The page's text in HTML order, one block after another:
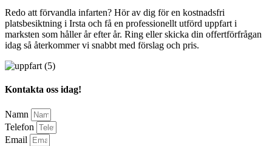
Redo att förvandla infarten? Hör av dig för en kostnadsfri
platsbesiktning i Irsta och få en professionellt utförd uppfart i
marksten som håller år efter år. Ring eller skicka din offertförfrågan
idag så återkommer vi snabbt med förslag och pris.
Kontakta oss idag!
Namn
Telefon
Email